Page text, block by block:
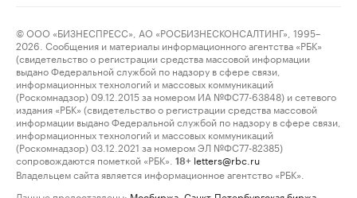
© ООО «БИЗНЕСПРЕСС», АО «РОСБИЗНЕСКОНСАЛТИНГ», 1995–
2026. Сообщения и материалы информационного агентства «РБК»
(свидетельство о регистрации средства массовой информации
выдано Федеральной службой по надзору в сфере связи,
информационных технологий и массовых коммуникаций
(Роскомнадзор) 09.12.2015 за номером ИА №ФС77-63848) и сетевого
издания «РБК» (свидетельство о регистрации средства массовой
информации выдано Федеральной службой по надзору в сфере связи,
информационных технологий и массовых коммуникаций
(Роскомнадзор) 03.12.2021 за номером ЭЛ №ФС77-82385)
сопровождаются пометкой «РБК».
18+ letters@rbc.ru
Владельцем сайта является информационное агентство «РБК».